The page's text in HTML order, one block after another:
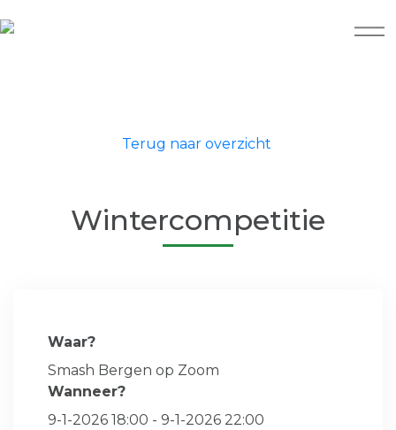
Terug naar overzicht
Wintercompetitie
Waar?
Smash Bergen op Zoom
Wanneer?
9-1-2026 18:00 - 9-1-2026 22:00